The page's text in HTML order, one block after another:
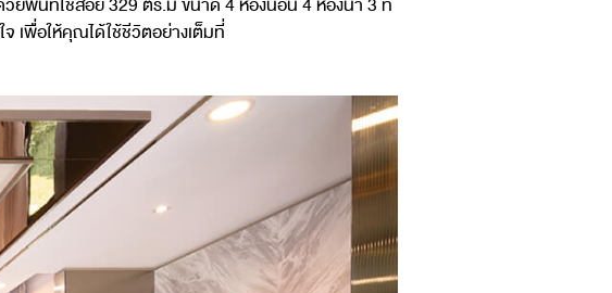
ยพื้นที่ใช้สอย 329 ตร.ม ขนาด 4 ห้องนอน 4 ห้องน้ำ 3 ที่
เพื่อให้คุณได้ใช้ชีวิตอย่างเต็มที่